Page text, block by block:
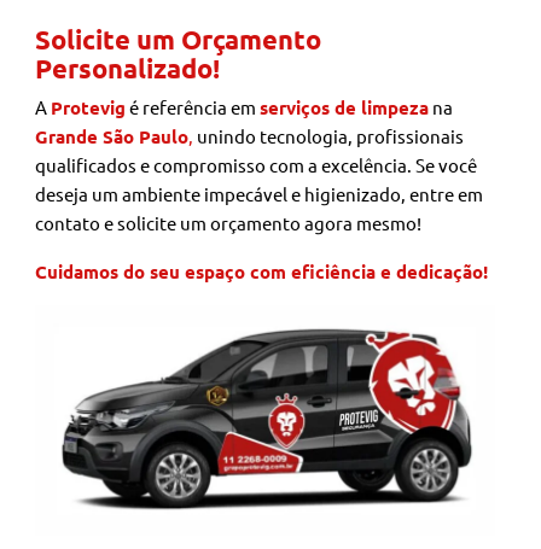
Solicite um Orçamento
Personalizado!
A Protevig é referência emserviços de limpeza na
Grande São Paulo unindo tecnologia, profissionais
qualificados e compromisso com a excelência. Se você
deseja um ambiente impecável e higienizado, entre em
contato e solicite um orçamento agora mesmo!
Cuidamos do seu espaço com eficiência e dedicação!